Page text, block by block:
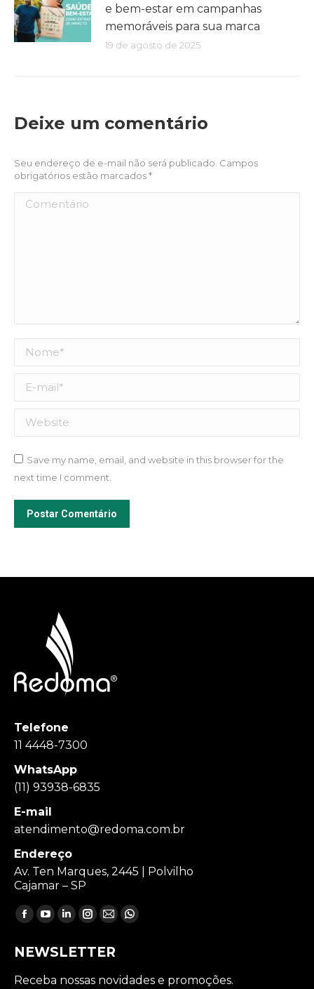
e bem-estar em campanhas
memoráveis para sua marca
19 de agosto de 2025
Deixe um comentário
Seu endereço de e-mail não será publicado. Campos
obrigatórios estão marcados*
Comentário
Nome *
E-mail *
Website
Save my name, email, and website in this browser for the
next time I comment.
Postar Comentário
Telefone
11 4448-7300
WhatsApp
(11) 93938-6835
E-mail
atendimento@redoma.com.br
Endereço
Av. Ten Marques, 2445 | Polvilho
Cajamar – SP
Encontre-nos em:
Facebook
opens
in
YouTube
opens
in
Linkedin
opens
in
Instagram
opens
in
Mail
opens
in
Whatsapp
in
NEWSLETTER
Receba nossas novidades e promoções.